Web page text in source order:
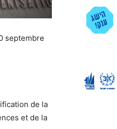
septembre
de la
et de la